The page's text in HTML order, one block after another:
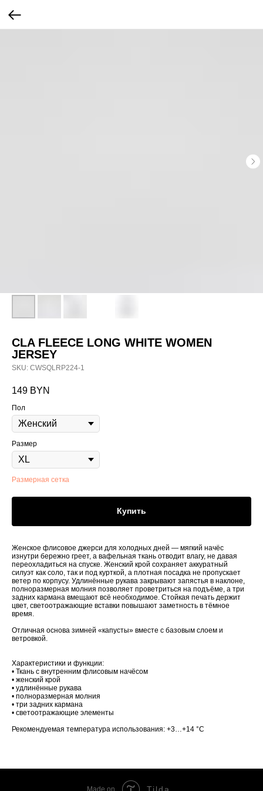
CLA FLEECE LONG WHITE WOMEN
JERSEY
SKU: CWSQLRP224-1
149 BYN
Пол
Размер
Размерная сетка
Купить
Женское флисовое джерси для холодных дней — мягкий начёс
изнутри бережно греет, а вафельная ткань отводит влагу, не давая
переохладиться на спуске. Женский крой сохраняет аккуратный
силуэт как соло, так и под курткой, а плотная посадка не пропускает
ветер по корпусу. Удлинённые рукава закрывают запястья в наклоне,
полноразмерная молния позволяет проветриться на подъёме, а три
задних кармана вмещают всё необходимое. Стойкая печать держит
цвет, светоотражающие вставки повышают заметность в тёмное
время.
Отличная основа зимней «капусты» вместе с базовым слоем и
ветровкой.
Характеристики и функции:
• Ткань с внутренним флисовым начёсом
• женский крой
• удлинённые рукава
• полноразмерная молния
• три задних кармана
• светоотражающие элементы
Рекомендуемая температура использования: +3…+14 °C
Made on Tilda